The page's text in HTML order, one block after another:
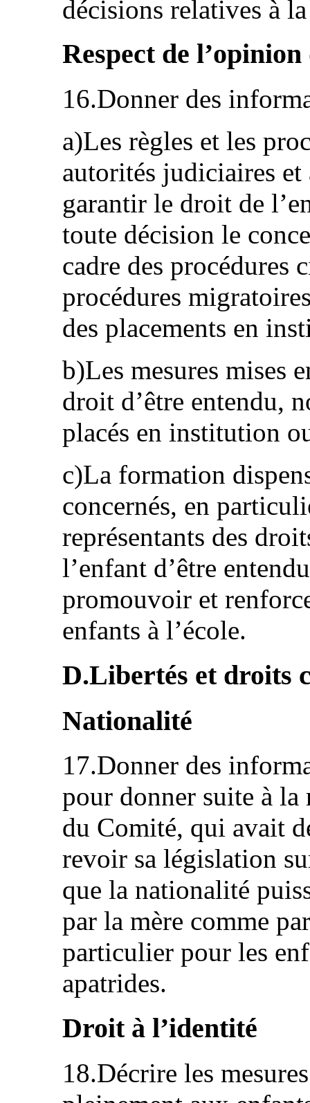
décisions relatives à
Respect de l’opinion
16.Donner des
a)Les règles et les
autorités judiciaires
garantir le droit de
toute décision le
cadre des procédures
procédures
des placements en
b)Les mesures mises
droit d’être entendu,
placés en institution
c)La formation
concernés, en
représentants des
l’enfant d’être
promouvoir et
enfants à l’école.
D.Libertés et droits
Nationalité
17.Donner des
pour donner suite à la
du Comité, qui avait
revoir sa législation
que la nationalité
par la mère comme
particulier pour les
apatrides.
Droit à l’identité
18.Décrire les